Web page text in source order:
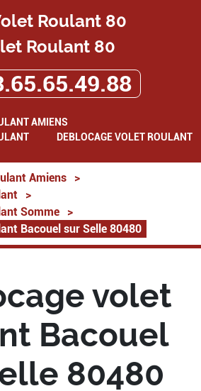
Roulant 80
AMIENS
DEBLOCAGE VOLET ROULANT
Amiens
>
>
Somme
>
Bacouel sur Selle 80480
volet
Bacouel
80480